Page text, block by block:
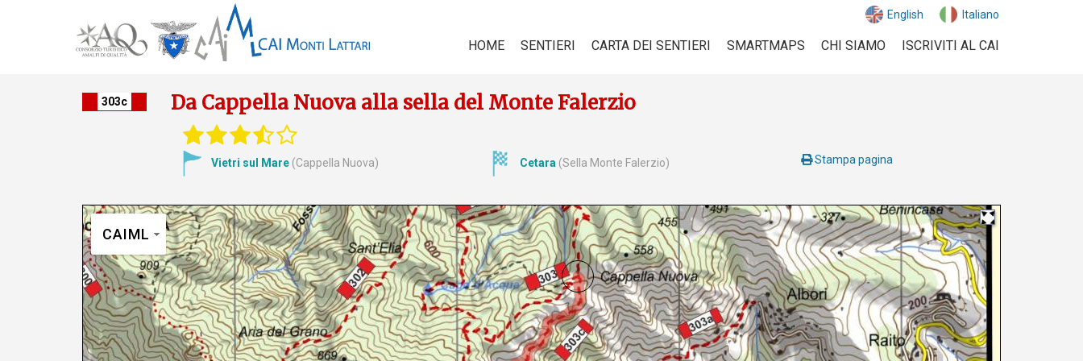
English Italiano
HOME SENTIERI CARTA DEI SENTIERI SMARTMAPS CHI SIAMO ISCRIVITI AL CAI
303c Da Cappella Nuova alla sella del Monte Falerzio
Vietri sul Mare (Cappella Nuova) Cetara (Sella Monte Falerzio) Stampa pagina
CAIML